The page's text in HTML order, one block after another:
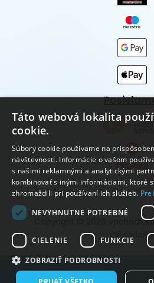
Copyright © 2026
vyhradené.
Vytvorené systémom
Táto webová lokalita
cookie.
Súbory cookie používame na
návštevnosti. Informácie o vašom
s našimi reklamnými a analytickými
kombinovať s inými informáciami, ktoré
zhromaždili pri používaní ich služieb.
NEVYHNUTNE POTREBNÉ
CIELENIE FUNKCIE
ZOBRAZIŤ PODROBNOSTI